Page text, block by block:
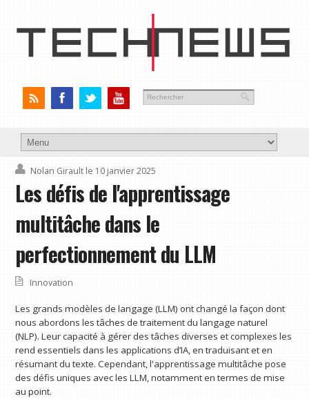
Nolan Girault le 10 janvier 2025
Les défis de l'apprentissage
multitâche dans le
perfectionnement du LLM
Innovation
Les grands modèles de langage (LLM) ont changé la façon dont
nous abordons les tâches de traitement du langage naturel
(NLP). Leur capacité à gérer des tâches diverses et complexes les
rend essentiels dans les applications d’IA, en traduisant et en
résumant du texte. Cependant, l'apprentissage multitâche pose
des défis uniques avec les LLM, notamment en termes de mise
au point.